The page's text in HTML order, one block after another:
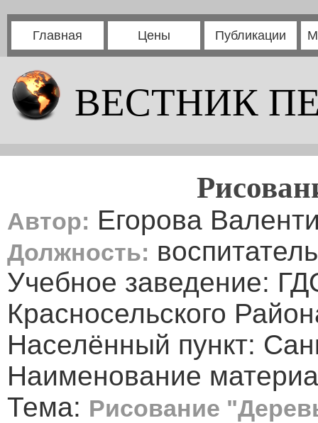
Главная Цены Публикации
ВЕСТНИК
Автор: Егорова
Должность: воспитатель
Учебное заведение:
Красносельского
Населённый пункт:
Наименование
Тема: Рисование